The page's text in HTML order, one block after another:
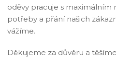
oděvy pracuje s maximálním
potřeby a přání našich
vážíme.
Děkujeme za důvěru a